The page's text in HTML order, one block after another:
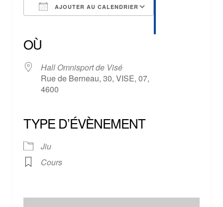
AJOUTER AU CALENDRIER
OÙ
Hall Omnisport de Visé
Rue de Berneau, 30, VISE, 07,
4600
TYPE D’ÉVÈNEMENT
Jiu
Cours